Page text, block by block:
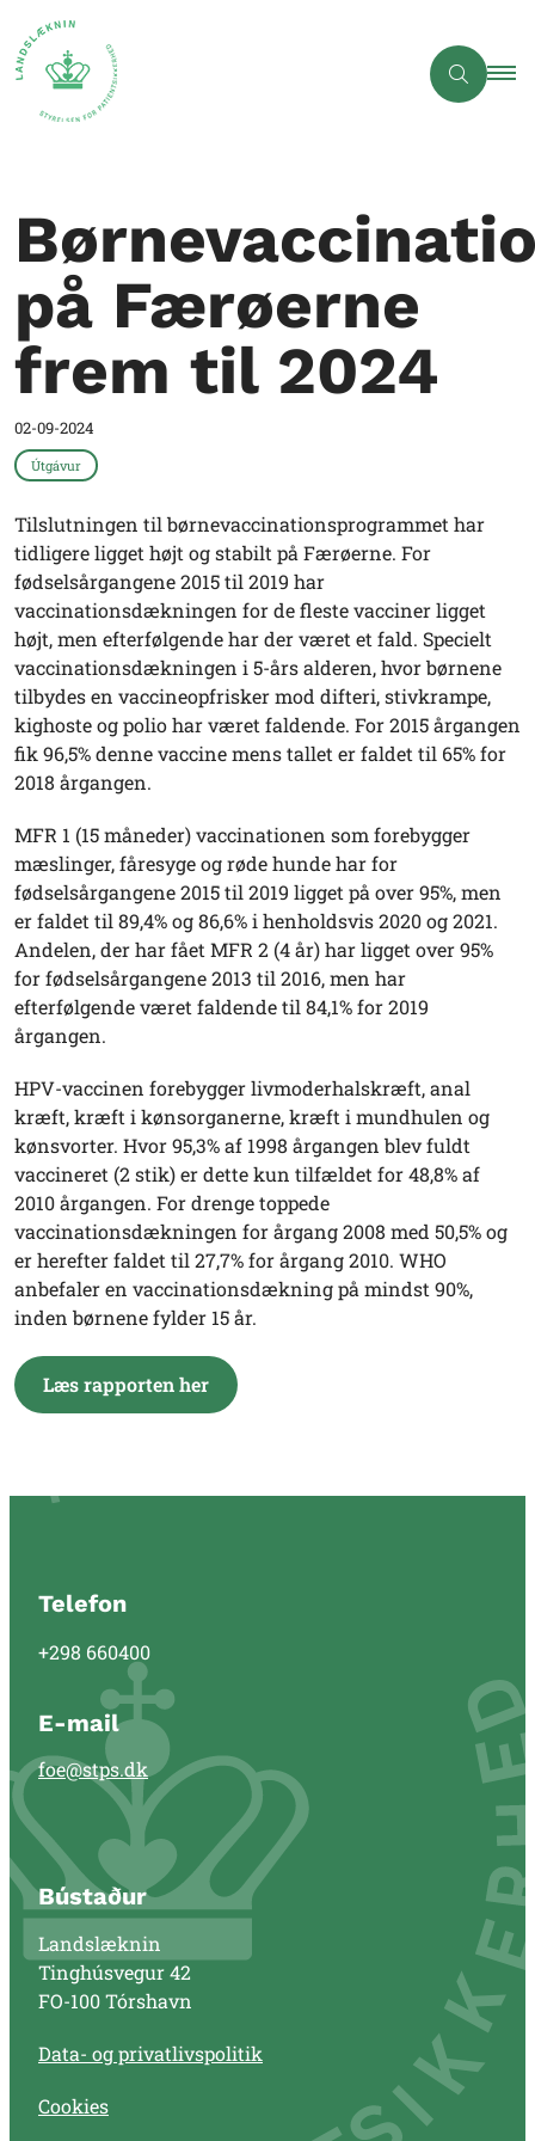
på Færøerne
frem til 2024
02-09-2024
Útgávur
Tilslutningen til børnevaccinationsprogrammet har
tidligere ligget højt og stabilt på Færøerne. For
fødselsårgangene 2015 til 2019 har
vaccinationsdækningen for de fleste vacciner ligget
højt, men efterfølgende har der været et fald. Specielt
vaccinationsdækningen i 5-års alderen, hvor børnene
tilbydes en vaccineopfrisker mod difteri, stivkrampe,
kighoste og polio har været faldende. For 2015 årgangen
fik 96,5% denne vaccine mens tallet er faldet til 65% for
2018 årgangen.
MFR 1 (15 måneder) vaccinationen som forebygger
mæslinger, fåresyge og røde hunde har for
fødselsårgangene 2015 til 2019 ligget på over 95%, men
er faldet til 89,4% og 86,6% i henholdsvis 2020 og 2021.
Andelen, der har fået MFR 2 (4 år) har ligget over 95%
for fødselsårgangene 2013 til 2016, men har
efterfølgende været faldende til 84,1% for 2019
årgangen.
HPV-vaccinen forebygger livmoderhalskræft, anal
kræft, kræft i kønsorganerne, kræft i mundhulen og
kønsvorter. Hvor 95,3% af 1998 årgangen blev fuldt
vaccineret (2 stik) er dette kun tilfældet for 48,8% af
2010 årgangen. For drenge toppede
vaccinationsdækningen for årgang 2008 med 50,5% og
er herefter faldet til 27,7% for årgang 2010. WHO
anbefaler en vaccinationsdækning på mindst 90%,
inden børnene fylder 15 år.
Læs rapporten her
Telefon
+298 660400
E-mail
foe@stps.dk
Bústaður
Landslæknin
Tinghúsvegur 42
FO-100 Tórshavn
Data- og privatlivspolitik
Cookies